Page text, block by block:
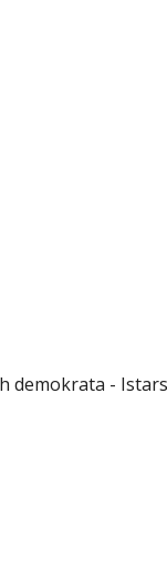
demokrata -